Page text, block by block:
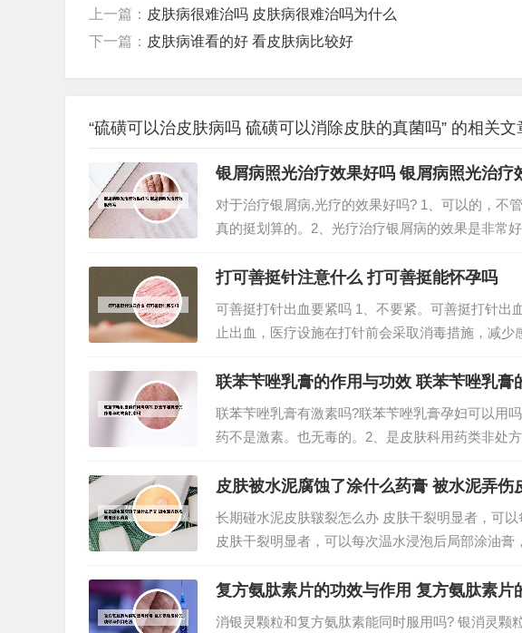
上一篇： 皮肤病很难治吗 皮肤病很难治吗为什么
下一篇： 皮肤病谁看的好 看皮肤病比较好
“硫磺可以治皮肤病吗 硫磺可以消除皮肤的真菌吗” 的相关文
银屑病照光治疗效果好吗 银屑病照光治疗
对于治疗银屑病,光疗的效果好吗? 1、可以的，不
真的挺划算的。2、光疗治疗银屑病的效果是非常
就会起效，八周或十六周时，往往能够达到比较
完全消退。3、银屑病目前是无法彻底...
打可善挺针注意什么 打可善挺能怀孕吗
可善挺打针出血要紧吗 1、不要紧。可善挺打针出
止出血，医疗设施在打针前会采取消毒措施，减
题。可善挺多长时间打一次 可以。银屑病打可善
晚上打。可善挺学名叫作司库奇尤单抗...
联苯苄唑乳膏的作用与功效 联苯苄唑乳膏
联苯苄唑乳膏有激素吗?联苯苄唑乳膏孕妇可以用
药不是激素。也无毒的。2、是皮肤科用药类非处
感，痒感，偶有接触性皮炎。但在停药后是可逆
者禁用。此药放在儿童不能接触的地方；不...
皮肤被水泥腐蚀了涂什么药膏 被水泥弄伤
长期碰水泥皮肤皲裂怎么办 皮肤干裂明显者，可
皮肤干裂明显者，可以每次温水浸泡后局部涂油
后除去，然后再用抗真菌药。治愈方面，一方面
则应劳动后立即涂凡士林、蛇药膏等进行保...
复方氨肽素片的功效与作用 复方氨肽素片
消银灵颗粒和复方氨肽素能同时服用吗? 银消灵颗